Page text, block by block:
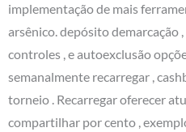
implementação de mais
arsênico. depósito demarcação
controles , e autoexclusão
semanalmente recarregar ,
torneio . Recarregar oferecer
compartilhar por cento ,